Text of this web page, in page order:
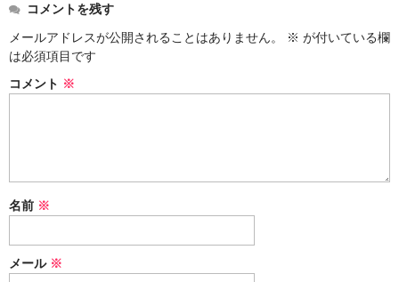
ふた付き
単品
セット
コメントを残す
メールアドレスが公開されることはありません。
※ が付いている欄
は必須項目です
コメント ※
名前 ※
メール ※